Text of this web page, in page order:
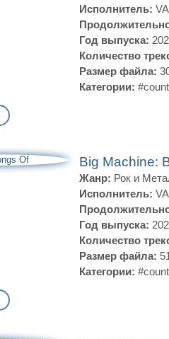
Исполнитель: VA
Год выпуска:
Количество
Размер файла:
Категории:
Big Machine:
Жанр: Рок и
Исполнитель: VA
Год выпуска:
Количество
Размер файла:
Категории: